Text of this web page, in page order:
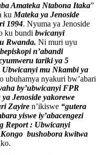
Amateka Ntabona Itaka”
ku Mateka ya Jenoside
1994. Nyuma ya Jenoside
ku bundi bwicanyi
Rwanda. Ni muri uyu
n’abandi
tariki ya 5
Ubwicanyi mu Nkambi ya
ubuhamya nyakuri bw’abari
by’ubwicanyi FPR
Jenoside yakorewe
Zayire n’ikiswe “gutera
yiswe iy’abacengezi
Report : Ubwicanyi
bushobora kwitwa